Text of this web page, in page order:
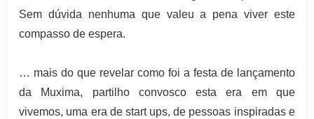
Sem dúvida nenhuma que valeu a pena viver este
compasso de espera.
… mais do que revelar como foi a festa de lançamento
da Muxima, partilho convosco esta era em que
vivemos, uma era de start ups, de pessoas inspiradas e